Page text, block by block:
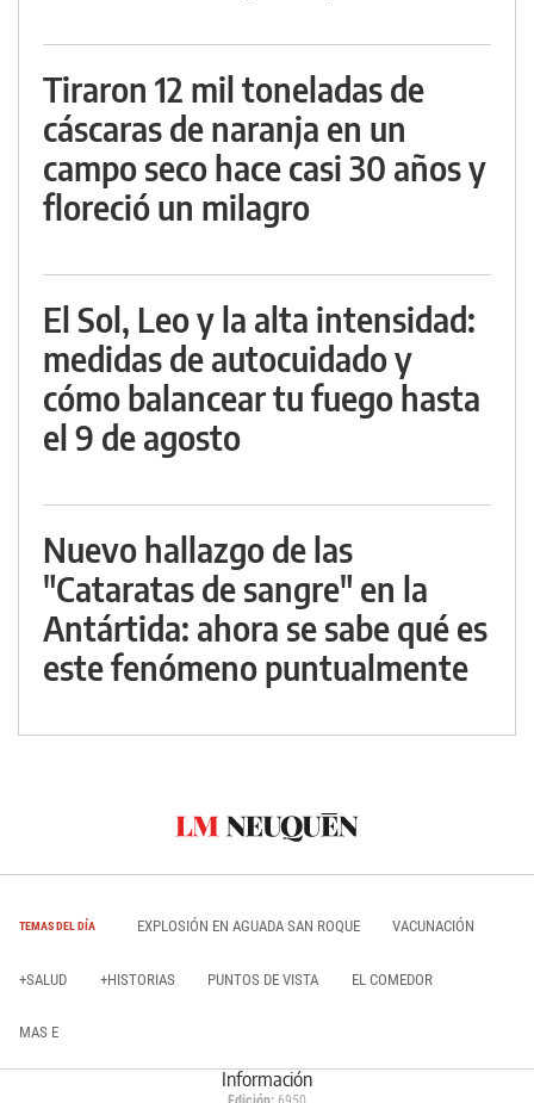
Tiraron 12 mil toneladas de
cáscaras de naranja en un
campo seco hace casi 30 años y
floreció un milagro
El Sol, Leo y la alta intensidad:
medidas de autocuidado y
cómo balancear tu fuego hasta
el 9 de agosto
Nuevo hallazgo de las
"Cataratas de sangre" en la
Antártida: ahora se sabe qué es
este fenómeno puntualmente
TEMAS DEL DÍA EXPLOSIÓN EN AGUADA SAN ROQUE VACUNACIÓN
+SALUD +HISTORIAS PUNTOS DE VISTA EL COMEDOR
MAS E
Información